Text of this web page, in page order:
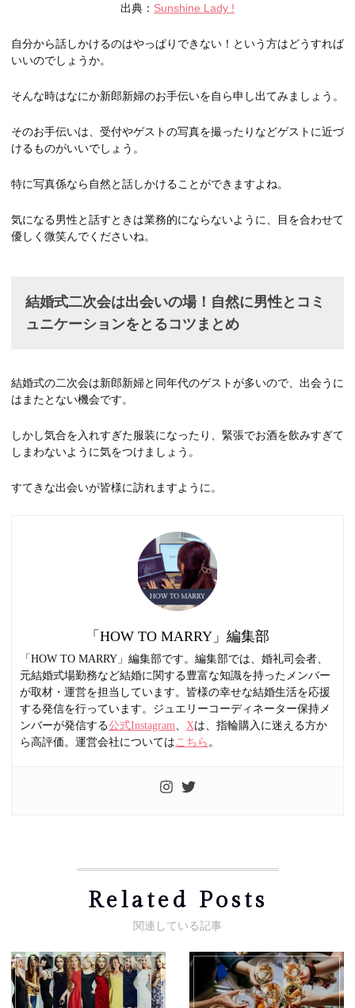
出典： Sunshine Lady !
自分から話しかけるのはやっぱりできない！という方はどうすれば
いいのでしょうか。
そんな時はなにか新郎新婦のお手伝いを自ら申し出てみましょう。
そのお手伝いは、受付やゲストの写真を撮ったりなどゲストに近づ
けるものがいいでしょう。
特に写真係なら自然と話しかけることができますよね。
気になる男性と話すときは業務的にならないように、目を合わせて
優しく微笑んでくださいね。
結婚式二次会は出会いの場！自然に男性とコミ
ュニケーションをとるコツまとめ
結婚式の二次会は新郎新婦と同年代のゲストが多いので、出会うに
はまたとない機会です。
しかし気合を入れすぎた服装になったり、緊張でお酒を飲みすぎて
しまわないように気をつけましょう。
すてきな出会いが皆様に訪れますように。
「HOW TO MARRY」編集部
「HOW TO MARRY」編集部です。編集部では、婚礼司会者、
元結婚式場勤務など結婚に関する豊富な知識を持ったメンバー
が取材・運営を担当しています。皆様の幸せな結婚生活を応援
する発信を行っています。ジュエリーコーディネーター保持メ
ンバーが発信する公式Instagram Xは、指輪購入に迷える方か
ら高評価。運営会社については こちら 。
Related Posts